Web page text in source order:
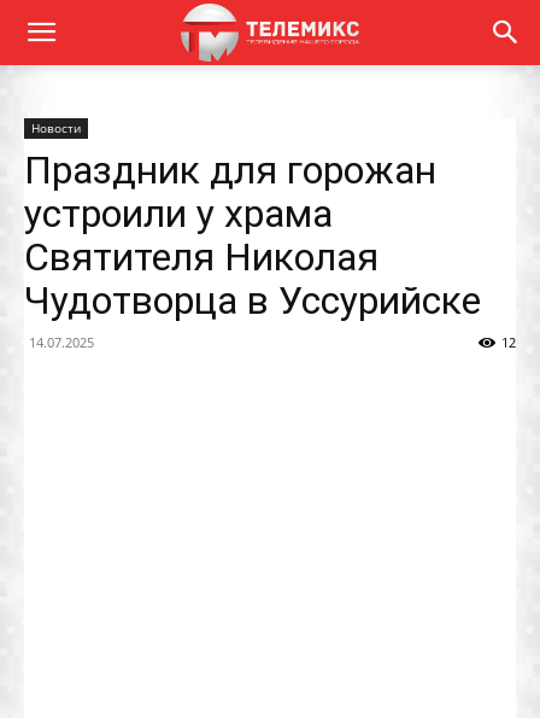
Новости
Праздник для горожан
устроили у храма
Святителя Николая
Чудотворца в Уссурийске
14.07.2025 12